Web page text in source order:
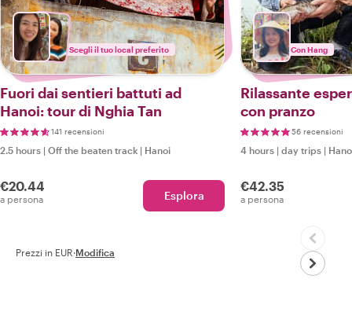
Scegli il tuo local preferito
Fuori dai sentieri battuti ad
Hanoi: tour di Nghia Tan
141 recensioni
2.5 hours | Off the beaten track | Hanoi
€20.44
a persona Esplora
Con Hang
Rilassante
con pranzo
56 recensioni
4 hours | day trips |
€42.35
a persona
Prezzi in EUR·Modifica